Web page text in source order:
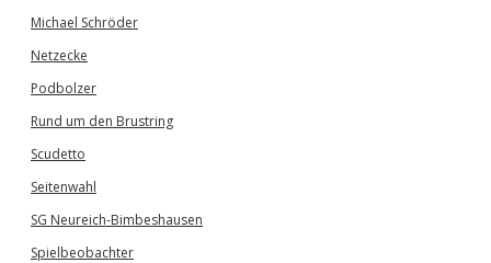
Michael Schröder
Netzecke
Podbolzer
Rund um den Brustring
Scudetto
Seitenwahl
SG Neureich-Bimbeshausen
Spielbeobachter